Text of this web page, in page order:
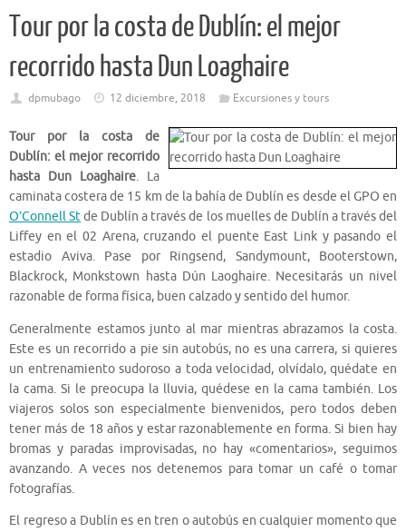
Tour por la costa de Dublín: el mejor
recorrido hasta Dun Loaghaire
dpmubago 12 diciembre, 2018 Excursiones y tours
Tour por la costa de
Dublín: el mejor recorrido
hasta Dun Loaghaire. La
caminata costera de 15 km de la bahía de Dublín es desde el GPO en
O’Connell Stde Dublín a través de los muelles de Dublín a través del
Liffey en el 02 Arena, cruzando el puente East Link y pasando el
estadio Aviva. Pase por Ringsend, Sandymount, Booterstown,
Blackrock, Monkstown hasta Dún Laoghaire. Necesitarás un nivel
razonable de forma física, buen calzado y sentido del humor.
Generalmente estamos junto al mar mientras abrazamos la costa.
Este es un recorrido a pie sin autobús, no es una carrera, si quieres
un entrenamiento sudoroso a toda velocidad, olvídalo, quédate en
la cama. Si le preocupa la lluvia, quédese en la cama también. Los
viajeros solos son especialmente bienvenidos, pero todos deben
tener más de 18 años y estar razonablemente en forma. Si bien hay
bromas y paradas improvisadas, no hay «comentarios», seguimos
avanzando. A veces nos detenemos para tomar un café o tomar
fotografías.
El regreso a Dublín es en tren o autobús en cualquier momento que